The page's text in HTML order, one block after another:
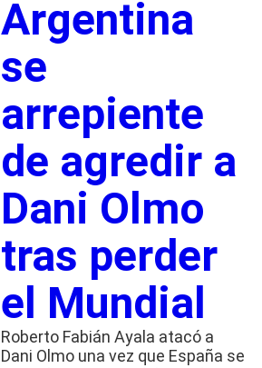
Argentina
se
arrepiente
de agredir a
Dani Olmo
tras perder
el Mundial
Roberto Fabián Ayala atacó a
Dani Olmo una vez que España se